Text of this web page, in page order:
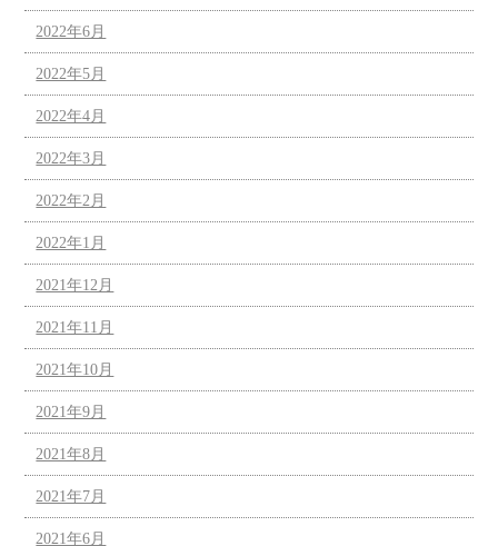
2022年6月
2022年5月
2022年4月
2022年3月
2022年2月
2022年1月
2021年12月
2021年11月
2021年10月
2021年9月
2021年8月
2021年7月
2021年6月